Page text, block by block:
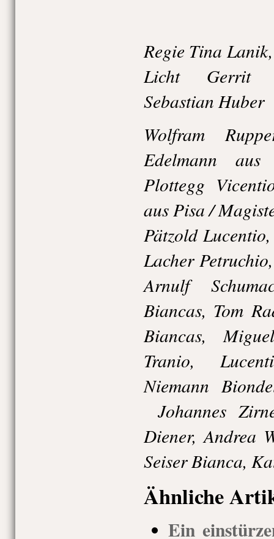
Regie Tina
Licht Gerrit
Sebastian Huber
Wolfram
Edelmann
Plottegg
aus Pisa /
Pätzold
Lacher
Arnulf
Biancas, Tom
Biancas,
Tranio,
Niemann
Johannes
Diener, Andrea
Seiser Bianca,
Ähnliche
Ein